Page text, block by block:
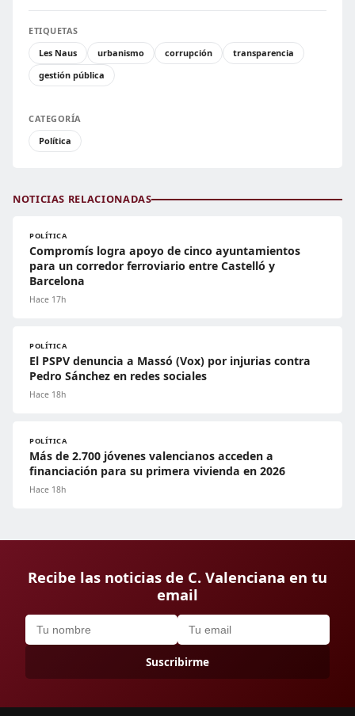
ETIQUETAS
Les Naus
urbanismo corrupción
transparencia
gestión pública
CATEGORÍA
Política
NOTICIAS RELACIONADAS
POLÍTICA
Compromís logra apoyo de cinco ayuntamientos
para un corredor ferroviario entre Castelló y
Barcelona
Hace 17h
POLÍTICA
El PSPV denuncia a Massó (Vox) por injurias contra
Pedro Sánchez en redes sociales
Hace 18h
POLÍTICA
Más de 2.700 jóvenes valencianos acceden a
financiación para su primera vivienda en 2026
Hace 18h
Recibe las noticias de C. Valenciana en tu
email
Suscribirme